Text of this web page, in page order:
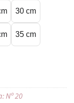
30 cm
35 cm
Nº 20